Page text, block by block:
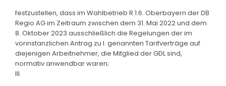
festzustellen, dass im Wahlbetrieb R.1.6. Oberbayern der DB
Regio AG im Zeitraum zwischen dem 31. Mai 2022 und dem
8. Oktober 2023 ausschließlich die Regelungen der im
vorinstanzlichen Antrag zu I. genannten Tarifverträge auf
diejenigen Arbeitnehmer, die Mitglied der GDL sind,
normativ anwendbar waren;
III.